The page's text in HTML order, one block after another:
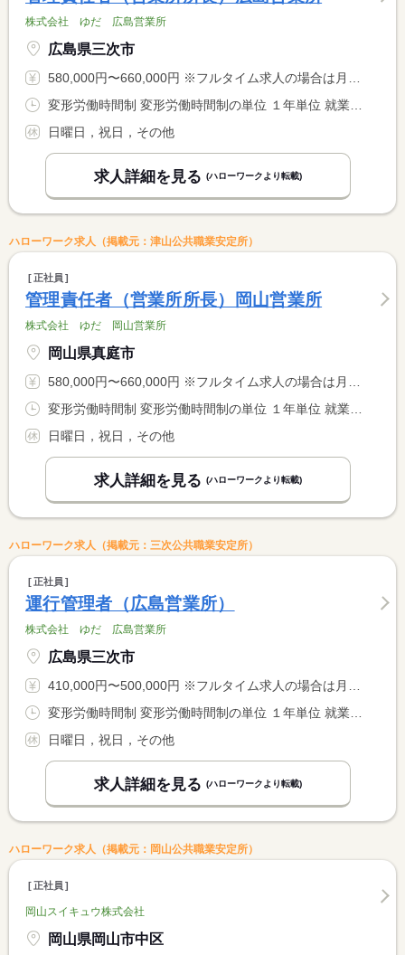
株式会社 ゆだ 広島営業所
広島県三次市
580,000円〜660,000円 ※フルタイム求人の場合は月額（換算額）、パート求人の場合は時間額を表示しています。
日曜日，祝日，その他
求人詳細を見る (ハローワークより転載)
ハローワーク求人（掲載元：津山公共職業安定所）
正社員
管理責任者（営業所所長）岡山営業所
株式会社 ゆだ 岡山営業所
岡山県真庭市
580,000円〜660,000円 ※フルタイム求人の場合は月額（換算額）、パート求人の場合は時間額を表示しています。
日曜日，祝日，その他
求人詳細を見る (ハローワークより転載)
ハローワーク求人（掲載元：三次公共職業安定所）
正社員
運行管理者（広島営業所）
株式会社 ゆだ 広島営業所
広島県三次市
410,000円〜500,000円 ※フルタイム求人の場合は月額（換算額）、パート求人の場合は時間額を表示しています。
日曜日，祝日，その他
求人詳細を見る (ハローワークより転載)
ハローワーク求人（掲載元：岡山公共職業安定所）
正社員
岡山スイキュウ株式会社
岡山県岡山市中区